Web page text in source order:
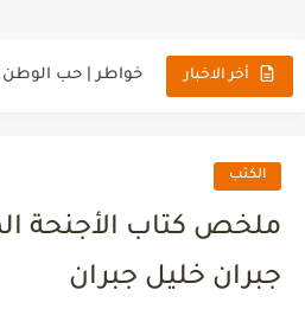
أخر الاخبار خواطر | عندما تحب
خواطر | اجمل ما
خواطر | عندما
خواطر | كلمات
الكتب
جبران خليل جبران